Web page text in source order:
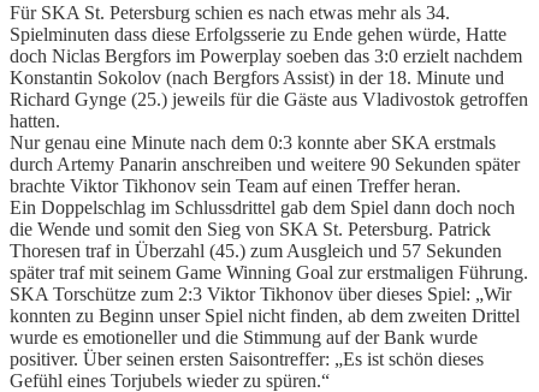
Für SKA St. Petersburg schien es nach etwas mehr als 34.
Spielminuten dass diese Erfolgsserie zu Ende gehen würde, Hatte
doch Niclas Bergfors im Powerplay soeben das 3:0 erzielt nachdem
Konstantin Sokolov (nach Bergfors Assist) in der 18. Minute und
Richard Gynge (25.) jeweils für die Gäste aus Vladivostok getroffen
hatten.
Nur genau eine Minute nach dem 0:3 konnte aber SKA erstmals
durch Artemy Panarin anschreiben und weitere 90 Sekunden später
brachte Viktor Tikhonov sein Team auf einen Treffer heran.
Ein Doppelschlag im Schlussdrittel gab dem Spiel dann doch noch
die Wende und somit den Sieg von SKA St. Petersburg. Patrick
Thoresen traf in Überzahl (45.) zum Ausgleich und 57 Sekunden
später traf mit seinem Game Winning Goal zur erstmaligen Führung.
SKA Torschütze zum 2:3 Viktor Tikhonov über dieses Spiel: „Wir
konnten zu Beginn unser Spiel nicht finden, ab dem zweiten Drittel
wurde es emotioneller und die Stimmung auf der Bank wurde
positiver. Über seinen ersten Saisontreffer: „Es ist schön dieses
Gefühl eines Torjubels wieder zu spüren.“